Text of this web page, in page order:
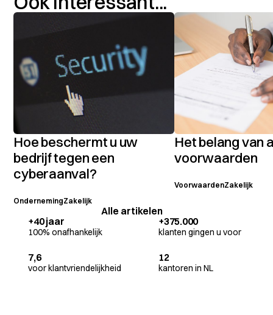
Hoe beschermt u uw
bedrijf tegen een
cyberaanval?
OndernemingZakelijk
Het belang van
voorwaarden
VoorwaardenZakelijk
Alle artikelen
+40 jaar
100% onafhankelijk
+375.000
klanten gingen u voor
7,6
voor klantvriendelijkheid
12
kantoren in NL